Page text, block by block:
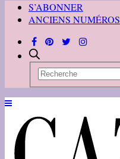
S’ABONNER
ANCIENS NUMÉROS